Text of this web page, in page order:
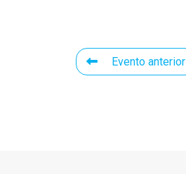
Evento anterior